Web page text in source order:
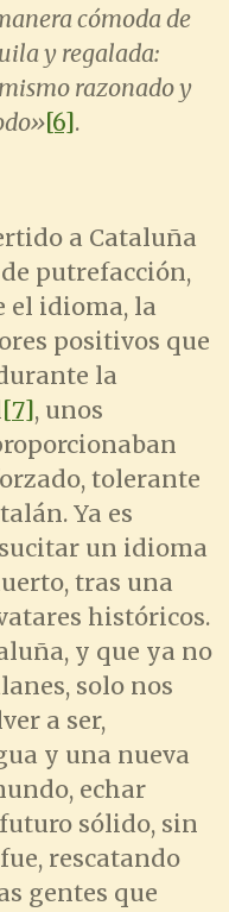
cómoda de
y regalada:
razonado y
[6].
a Cataluña
putrefacción,
el idioma, la
positivos que
la
[7], unos
tolerante
Ya es
un idioma
tras una
históricos.
y que ya no
solo nos
a ser,
y una nueva
echar
sólido, sin
rescatando
gentes que